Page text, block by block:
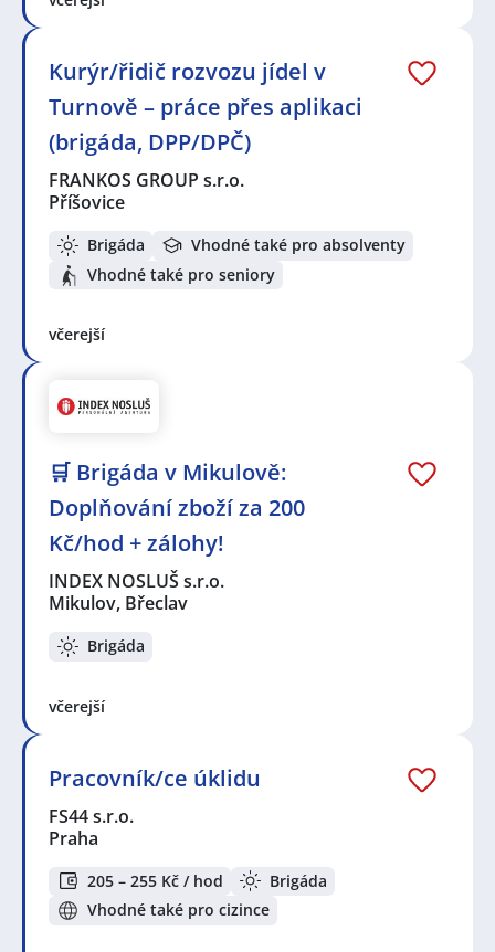
Kurýr/řidič rozvozu jídel v
Turnově – práce přes aplikaci
(brigáda, DPP/DPČ)
FRANKOS GROUP s.r.o.
Příšovice
Brigáda
Vhodné také pro absolventy
Vhodné také pro seniory
včerejší
🛒 Brigáda v Mikulově:
Doplňování zboží za 200
Kč/hod + zálohy!
INDEX NOSLUŠ s.r.o.
Mikulov, Břeclav
Brigáda
včerejší
Pracovník/ce úklidu
FS44 s.r.o.
Praha
205 – 255 Kč / hod
Brigáda
Vhodné také pro cizince